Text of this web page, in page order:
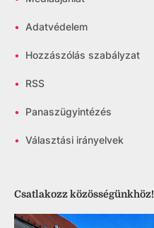
• Adatvédelem
• Hozzászólás szabályzat
• RSS
• Panaszügyintézés
• Választási irányelvek
Csatlakozz közösségünkhöz!